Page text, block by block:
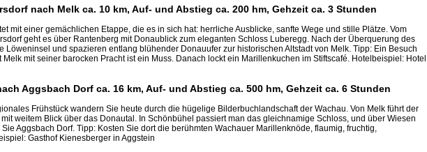
nach Melk ca. 10 km, Auf- und Abstieg ca. 200 hm, Gehzeit ca. 3 Stunden
mit einer gemächlichen Etappe, die es in sich hat: herrliche Ausblicke, sanfte Wege und stille Plätze. Vom
geht es über Rantenberg mit Donaublick zum eleganten Schloss Luberegg. Nach der Überquerung des
Löweninsel und spazieren entlang blühender Donauufer zur historischen Altstadt von Melk. Tipp: Ein Besuch
Melk mit seiner barocken Pracht ist ein Muss. Danach lockt ein Marillenkuchen im Stiftscafé. Hotelbeispiel: Hotel
Aggsbach Dorf ca. 16 km, Auf- und Abstieg ca. 500 hm, Gehzeit ca. 6 Stunden
Frühstück wandern Sie heute durch die hügelige Bilderbuchlandschaft der Wachau. Von Melk führt der
weitem Blick über das Donautal. In Schönbühel passiert man das gleichnamige Schloss, und über Wiesen
Aggsbach Dorf. Tipp: Kosten Sie dort die berühmten Wachauer Marillenknöde, flaumig, fruchtig,
Gasthof Kienesberger in Aggstein